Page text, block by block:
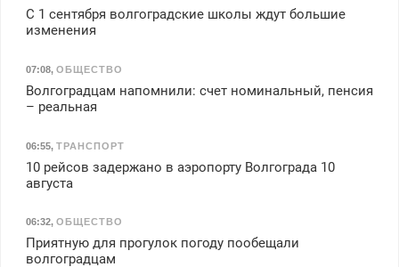
С 1 сентября волгоградские школы ждут большие
изменения
07:08, ОБЩЕСТВО
Волгоградцам напомнили: счет номинальный, пенсия
– реальная
06:55, ТРАНСПОРТ
10 рейсов задержано в аэропорту Волгограда 10
августа
06:32, ОБЩЕСТВО
Приятную для прогулок погоду пообещали
волгоградцам